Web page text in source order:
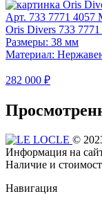
Арт. 733 7771 4057
Oris Divers 733
Размеры: 38 мм
Материал:
282 000 ₽
©
Информация на
Наличие и
Навигация